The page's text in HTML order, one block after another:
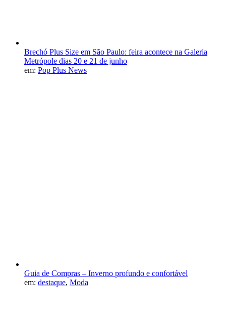
Brechó Plus Size em São Paulo: feira acontece na Galeria
Metrópole dias 20 e 21 de junho
em: Pop Plus News
Guia de Compras – Inverno profundo e confortável
em: destaque, Moda